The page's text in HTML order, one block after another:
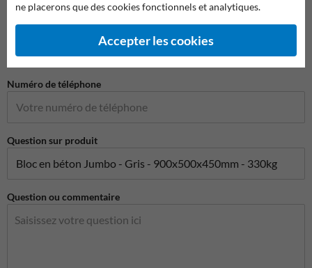
Adresse e-mail*
Numéro de téléphone
Question sur produit
Question ou commentaire
ne placerons que des cookies fonctionnels et analytiques.
Accepter les cookies